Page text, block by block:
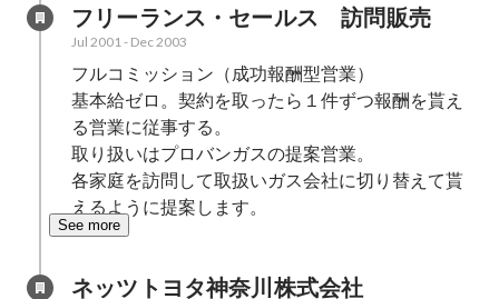
フリーランス・セールス　訪問販売
Jul 2001 - Dec 2003
フルコミッション（成功報酬型営業）
基本給ゼロ。契約を取ったら１件ずつ報酬を貰え
る営業に従事する。
取り扱いはプロバンガスの提案営業。
各家庭を訪問して取扱いガス会社に切り替えて貰
えるように提案します。
See more
ネッツトヨタ神奈川株式会社